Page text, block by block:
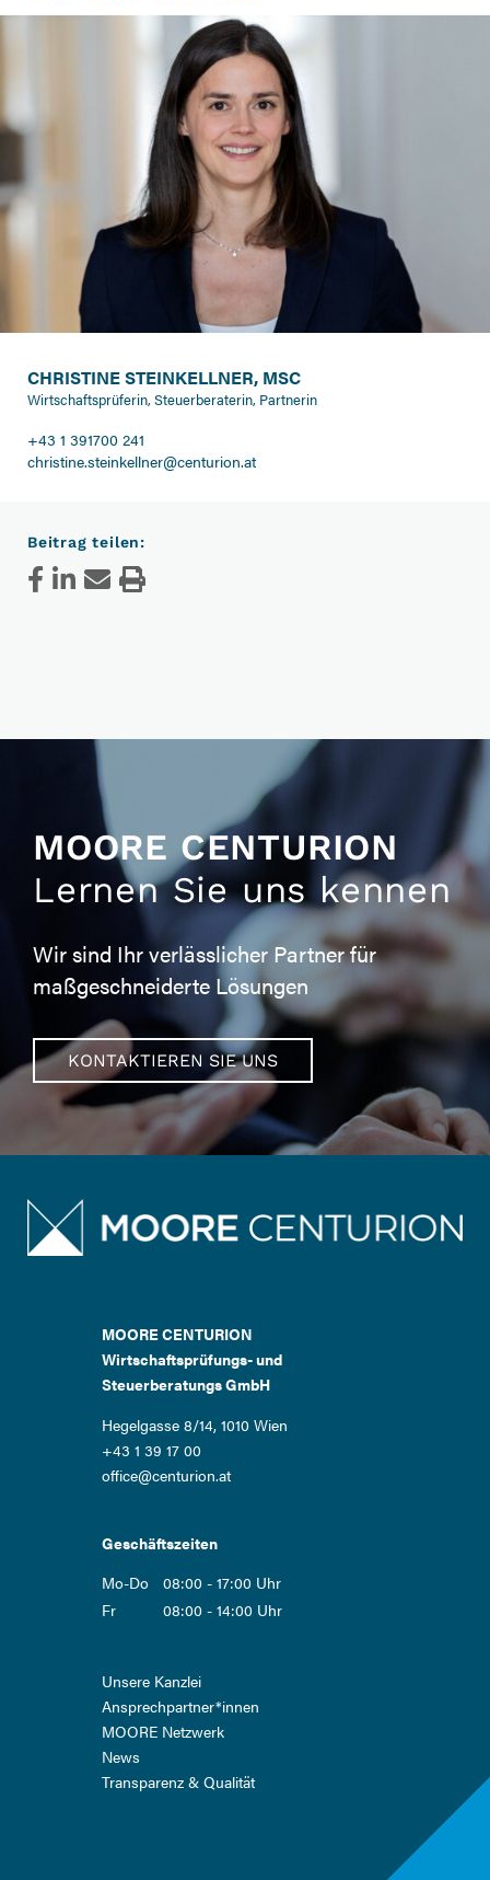
CHRISTINE STEINKELLNER, MSC
Wirtschaftsprüferin, Steuerberaterin, Partnerin
+43 1 391700 241
christine.steinkellner@centurion.at
Beitrag teilen:
MOORE CENTURION
Lernen Sie uns kennen
Wir sind Ihr verlässlicher Partner für
maßgeschneiderte Lösungen
KONTAKTIEREN SIE UNS
MOORE CENTURION
Wirtschaftsprüfungs- und
Steuerberatungs GmbH
Hegelgasse 8/14, 1010 Wien
+43 1 39 17 00
office@centurion.at
Geschäftszeiten
Mo-Do
08:00 - 17:00 Uhr
Fr
08:00 - 14:00 Uhr
Navigation
überspringen
Unsere Kanzlei
Ansprech­partner*innen
MOORE Netzwerk
News
Transparenz & Qualität